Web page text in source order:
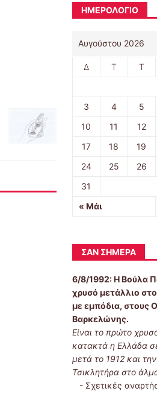
ΗΜΕΡΟΛΟΓΙΟ
Αυγούστου 2026
Δ Τ Τ
« Μάι
3
4 5
10
11 12
17
18 19
24
25 26
31
ΣΑΝ ΣΉΜΕΡΑ
6/8/1992:Η Βούλα
χρυσό μετάλλιο
με εμπόδια, στους
Βαρκελώνης.
Είναι το πρώτο
κατακτά η Ελλάδα
μετά το 1912 και
Τσικλητήρα στο
- Σχετικές